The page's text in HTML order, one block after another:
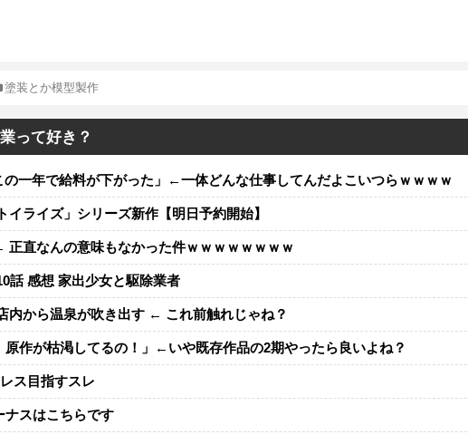
塗装とか模型製作
って好き？
の一年で給料が下がった」←一体どんな仕事してんだよこいつらｗｗｗｗ
イライズ」シリーズ新作【明日予約開始】
正直なんの意味もなかった件ｗｗｗｗｗｗｗｗ
話 感想 家出少女と駆除業者
内から温泉が吹き出す ← これ前触れじゃね？
原作が枯渇してるの！」←いや既存作品の2期やったら良いよね？
ス目指すスレ
ナスはこちらです